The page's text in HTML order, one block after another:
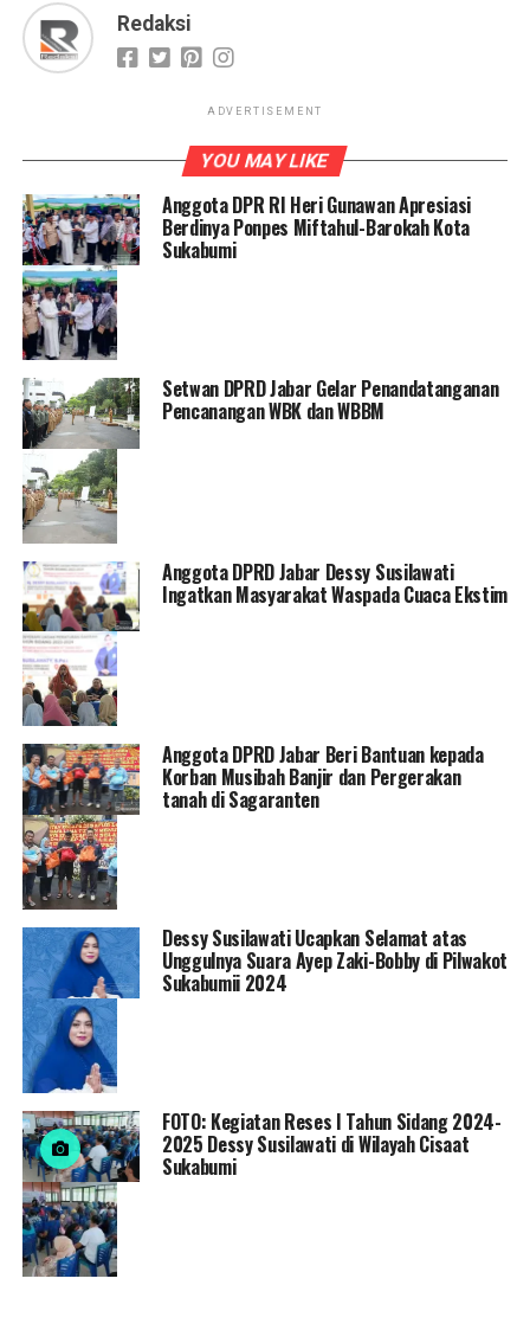
Redaksi
ADVERTISEMENT
YOU MAY LIKE
Anggota DPR RI Heri Gunawan Apresiasi
Berdinya Ponpes Miftahul-Barokah Kota
Sukabumi
Setwan DPRD Jabar Gelar Penandatanganan
Pencanangan WBK dan WBBM
Anggota DPRD Jabar Dessy Susilawati
Ingatkan Masyarakat Waspada Cuaca Ekstim
Anggota DPRD Jabar Beri Bantuan kepada
Korban Musibah Banjir dan Pergerakan
tanah di Sagaranten
Dessy Susilawati Ucapkan Selamat atas
Unggulnya Suara Ayep Zaki-Bobby di Pilwakot
Sukabumii 2024
FOTO: Kegiatan Reses I Tahun Sidang 2024-
2025 Dessy Susilawati di Wilayah Cisaat
Sukabumi